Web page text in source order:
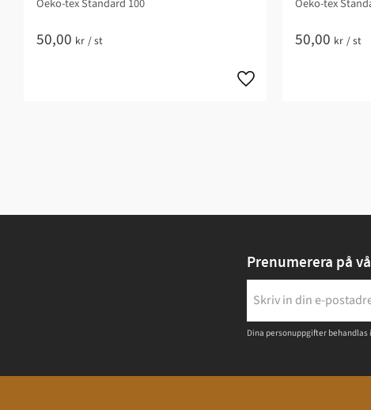
Oeko-tex Standard 100
50,00 kr /st
Oeko-tex
50,00 kr /st
Prenumerera på
Dina personuppgifter behandlas